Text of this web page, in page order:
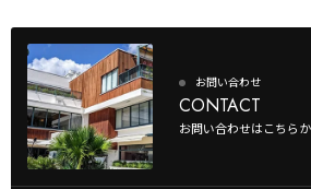
お問い合わせ
CONTACT
お問い合わせはこちらか